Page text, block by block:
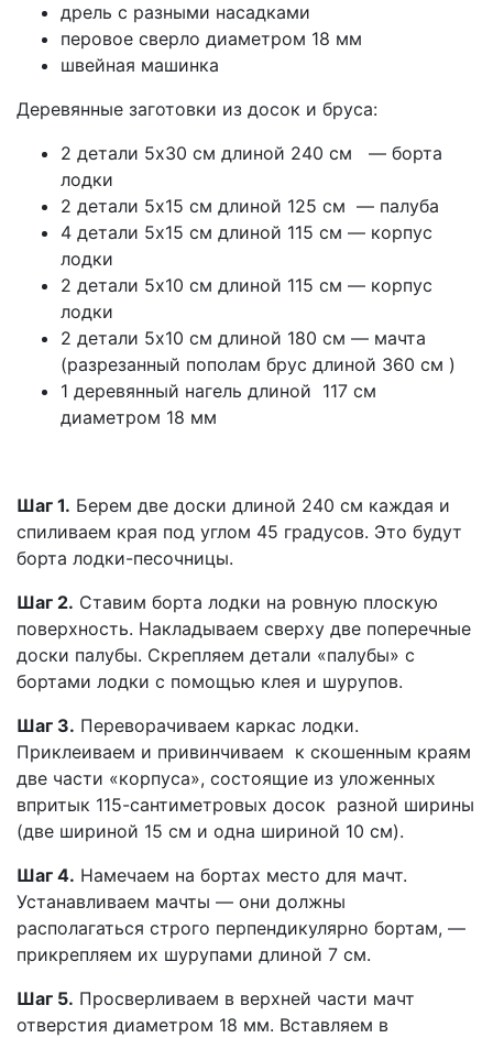
дрель с разными насадками
перовое сверло диаметром 18 мм
швейная машинка
Деревянные заготовки из досок и бруса:
2 детали 5х30 см длиной 240 см — борта
лодки
2 детали 5х15 см длиной 125 см — палуба
4 детали 5х15 см длиной 115 см — корпус
лодки
2 детали 5х10 см длиной 115 см — корпус
лодки
2 детали 5х10 см длиной 180 см — мачта
(разрезанный пополам брус длиной 360 см )
1 деревянный нагель длиной 117 см
диаметром 18 мм
Шаг 1. Берем две доски длиной 240 см каждая и
спиливаем края под углом 45 градусов. Это будут
борта лодки-песочницы.
Шаг 2. Ставим борта лодки на ровную плоскую
поверхность. Накладываем сверху две поперечные
доски палубы. Скрепляем детали «палубы» с
бортами лодки с помощью клея и шурупов.
Шаг 3. Переворачиваем каркас лодки.
Приклеиваем и привинчиваем к скошенным краям
две части «корпуса», состоящие из уложенных
впритык 115-сантиметровых досок разной ширины
(две шириной 15 см и одна шириной 10 см).
Шаг 4. Намечаем на бортах место для мачт.
Устанавливаем мачты — они должны
располагаться строго перпендикулярно бортам, —
прикрепляем их шурупами длиной 7 см.
Шаг 5. Просверливаем в верхней части мачт
отверстия диаметром 18 мм. Вставляем в